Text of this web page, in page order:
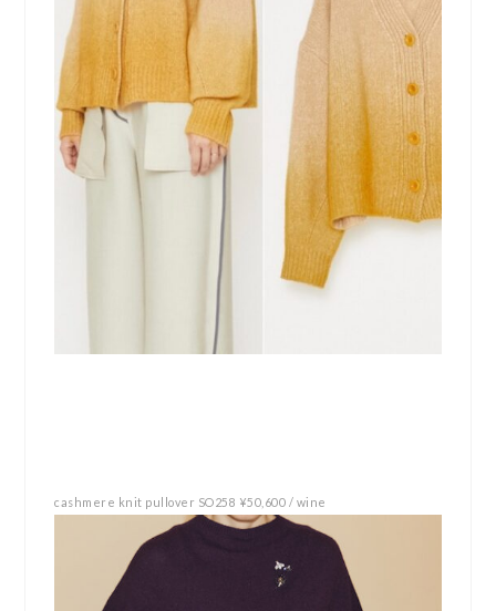
cashmere knit pullover SO258 ¥50,600 / wine